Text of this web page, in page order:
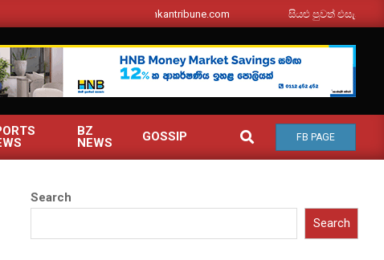
srilankantribune.com සියළු පුවත් එසැනින් ඔබ වෙත
BZ
NEWS
GOSSIP SEARCH
FB PAGE
Search
Search